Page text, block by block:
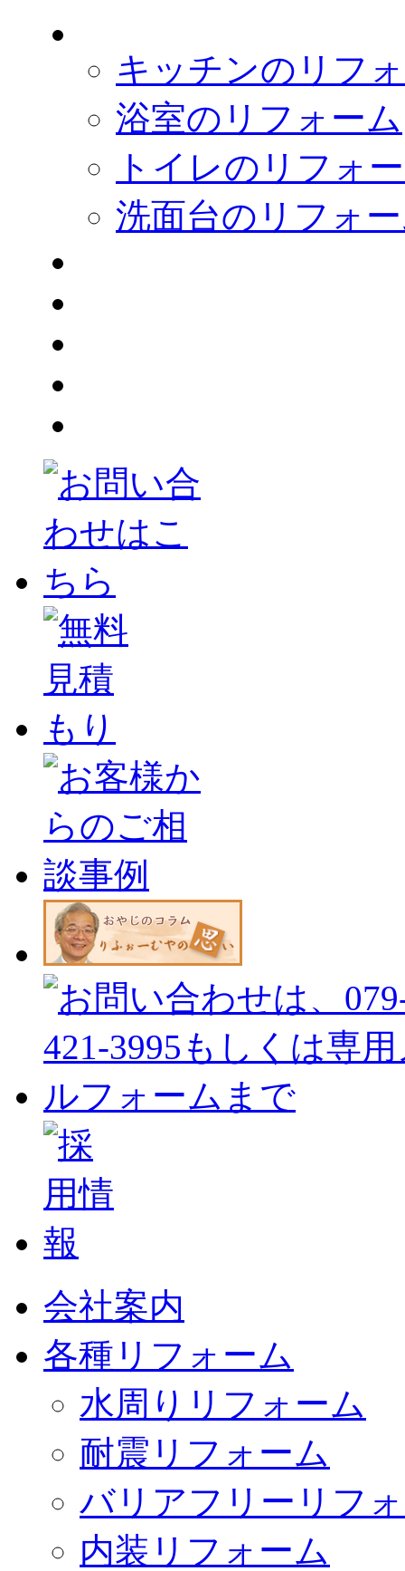
キッチンのリフ
浴室のリフォーム
トイレのリフォ
洗面台のリフォ
会社案内
各種リフォーム
水周りリフォーム
耐震リフォーム
バリアフリーリフ
内装リフォーム